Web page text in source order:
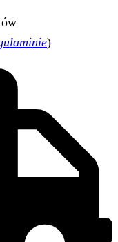
)